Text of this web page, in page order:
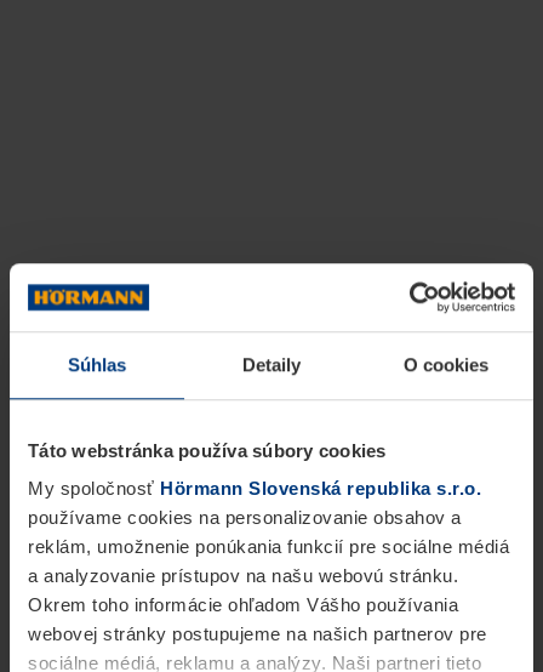
Súhlas Detaily O cookies
Táto webstránka používa súbory cookies
My spoločnosť Hörmann Slovenská republika s.r.o.
používame cookies na personalizovanie obsahov a
reklám, umožnenie ponúkania funkcií pre sociálne médiá
a analyzovanie prístupov na našu webovú stránku.
Okrem toho informácie ohľadom Vášho používania
webovej stránky postupujeme na našich partnerov pre
sociálne médiá, reklamu a analýzy. Naši partneri tieto